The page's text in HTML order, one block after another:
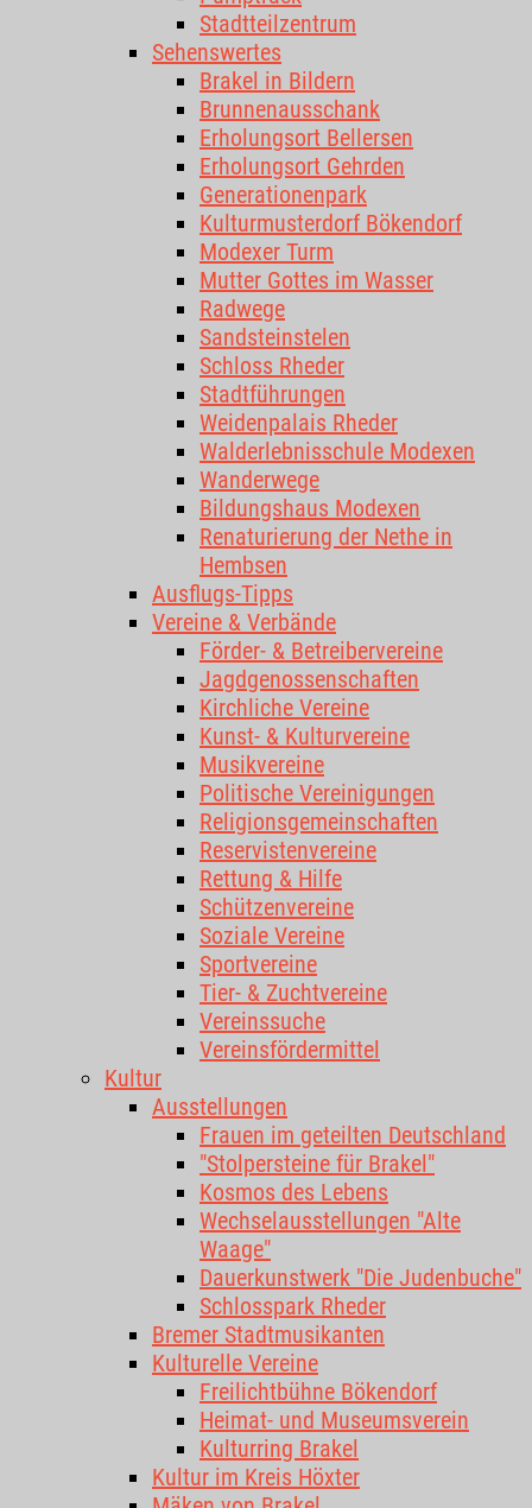
Stadtteilzentrum
Sehenswertes
Brakel in Bildern
Brunnenausschank
Erholungsort Bellersen
Erholungsort Gehrden
Generationenpark
Kulturmusterdorf Bökendorf
Modexer Turm
Mutter Gottes im Wasser
Radwege
Sandsteinstelen
Schloss Rheder
Stadtführungen
Weidenpalais Rheder
Walderlebnisschule Modexen
Wanderwege
Bildungshaus Modexen
Renaturierung der Nethe in
Hembsen
Ausflugs-Tipps
Vereine & Verbände
Förder- & Betreibervereine
Jagdgenossenschaften
Kirchliche Vereine
Kunst- & Kulturvereine
Musikvereine
Politische Vereinigungen
Religionsgemeinschaften
Reservistenvereine
Rettung & Hilfe
Schützenvereine
Soziale Vereine
Sportvereine
Tier- & Zuchtvereine
Vereinssuche
Vereinsfördermittel
Kultur
Ausstellungen
Frauen im geteilten Deutschland
"Stolpersteine für Brakel"
Kosmos des Lebens
Wechselausstellungen "Alte
Waage"
Dauerkunstwerk "Die Judenbuche"
Schlosspark Rheder
Bremer Stadtmusikanten
Kulturelle Vereine
Freilichtbühne Bökendorf
Heimat- und Museumsverein
Kulturring Brakel
Kultur im Kreis Höxter